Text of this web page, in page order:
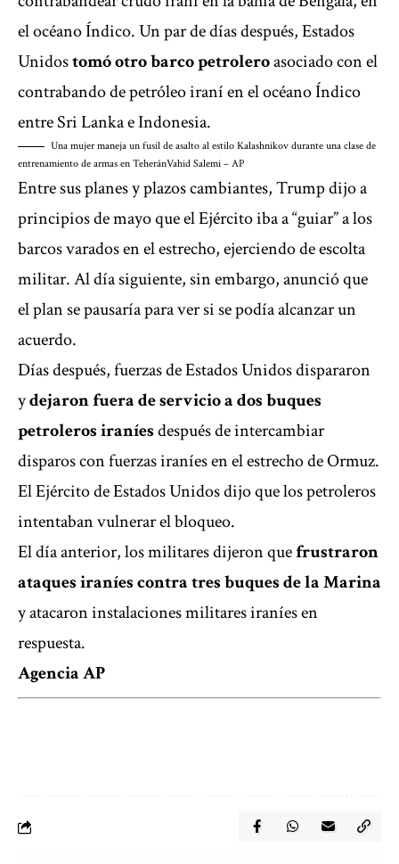
el océano Índico. Un par de días después, Estados
Unidostomó otro barco petroleroasociado con el
contrabando de petróleo iraní en el océano Índico
entre Sri Lanka e Indonesia.
Una mujer maneja un fusil de asalto al estilo Kalashnikov durante una clase de
entrenamiento de armas en TeheránVahid Salemi – AP
Entre sus planes y plazos cambiantes, Trump dijo a
principios de mayo queel Ejército iba a “guiar” a los
barcos varados en el estrecho,ejerciendo de escolta
militar. Al día siguiente, sin embargo, anunció que
el plan se pausaría para ver si se podía alcanzar un
acuerdo.
Días después, fuerzas de Estados Unidos dispararon
ydejaron fuera de servicio a dos buques
petroleros iraníesdespués de intercambiar
disparos con fuerzas iraníes en el estrecho de Ormuz.
El Ejército de Estados Unidos dijo que los petroleros
intentaban vulnerar el bloqueo.
El día anterior, los militares dijeron quefrustraron
ataques iraníes contra tres buques de la Marina
y atacaron instalaciones militares iraníes en
respuesta.
Agencia AP